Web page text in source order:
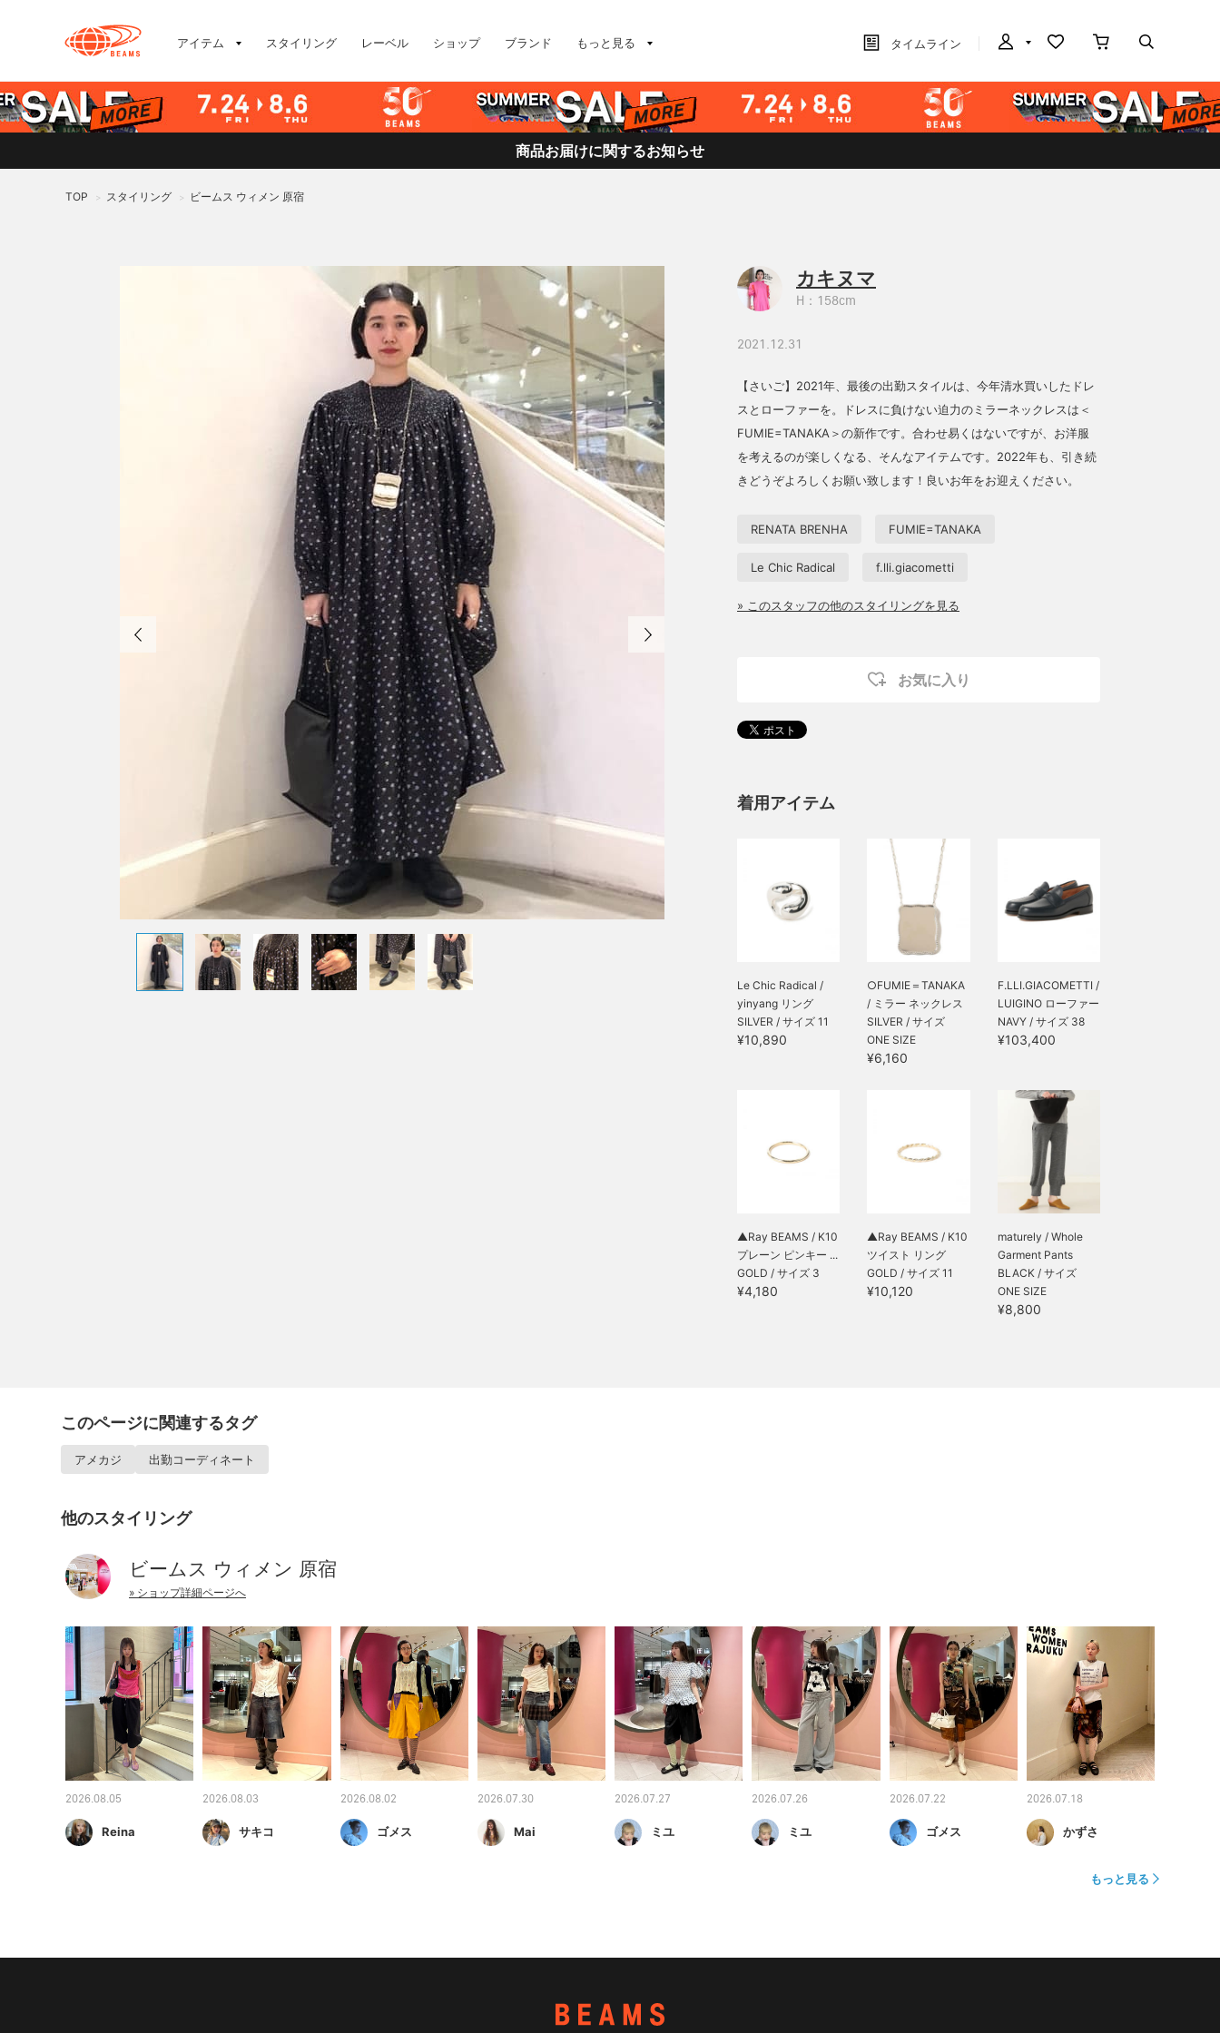
アイテム スタイリング レーベル ショップ ブランド もっと見る タイムライン
商品お届けに関するお知らせ
TOP > スタイリング > ビームス ウィメン 原宿
カキヌマ
H：158cm
2021.12.31
【さいご】2021年、最後の出勤スタイルは、今年清水買いしたドレ
スとローファーを。ドレスに負けない迫力のミラーネックレスは＜
FUMIE=TANAKA＞の新作です。合わせ易くはないですが、お洋服
を考えるのが楽しくなる、そんなアイテムです。2022年も、引き続
きどうぞよろしくお願い致します！良いお年をお迎えください。
RENATA BRENHA FUMIE=TANAKA
Le Chic Radical f.lli.giacometti
» このスタッフの他のスタイリングを見る
お気に入り
着用アイテム
Le Chic Radical /
yinyang リング
SILVER / サイズ 11
¥10,890
○FUMIE＝TANAKA
/ ミラー ネックレス
SILVER / サイズ
ONE SIZE
¥6,160
F.LLI.GIACOMETTI /
LUIGINO ローファー
NAVY / サイズ 38
¥103,400
▲Ray BEAMS / K10
プレーン ピンキー ...
GOLD / サイズ 3
¥4,180
▲Ray BEAMS / K10
ツイスト リング
GOLD / サイズ 11
¥10,120
maturely / Whole
Garment Pants
BLACK / サイズ
ONE SIZE
¥8,800
このページに関連するタグ
アメカジ 出勤コーディネート
他のスタイリング
ビームス ウィメン 原宿
» ショップ詳細ページへ
2026.08.05
Reina
2026.08.03
サキコ
2026.08.02
ゴメス
2026.07.30
Mai
2026.07.27
ミユ
2026.07.26
ミユ
2026.07.22
ゴメス
2026.07.18
かずさ
もっと見る